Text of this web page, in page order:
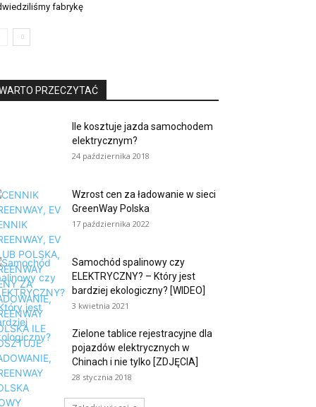
fabrykę
PRZECZYTAĆ
Ile kosztuje jazda samochodem
elektrycznym?
24 października 2018
Wzrost cen za ładowanie w sieci
GreenWay Polska
17 października 2022
Samochód spalinowy czy
ELEKTRYCZNY? – Który jest
bardziej ekologiczny? [WIDEO]
3 kwietnia 2021
Zielone tablice rejestracyjne dla
pojazdów elektrycznych w
Chinach i nie tylko [ZDJĘCIA]
28 stycznia 2018